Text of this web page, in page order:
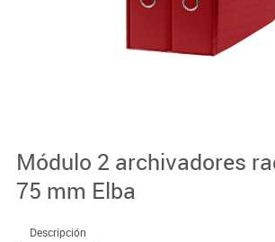
Módulo 2 archivadores
75 mm Elba
Descripción